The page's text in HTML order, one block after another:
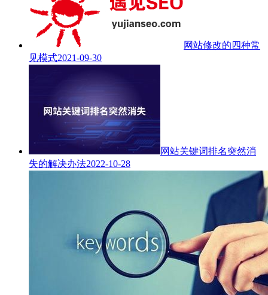
网站修改的四种常
见模式2021-09-30
网站关键词排名突然消
失的解决办法2022-10-28